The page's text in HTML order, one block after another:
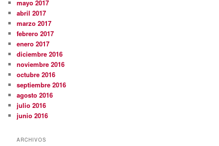
mayo 2017
abril 2017
marzo 2017
febrero 2017
enero 2017
diciembre 2016
noviembre 2016
octubre 2016
septiembre 2016
agosto 2016
julio 2016
junio 2016
ARCHIVOS